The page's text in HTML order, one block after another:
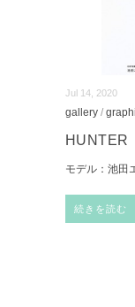
Jul 14, 2020
gallery /
HUNTER
モデル：池田
続きを読む